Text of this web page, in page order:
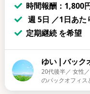
時間報酬：1,800
週 5日 ／1日あた
定期継続 を希望
ゆい❘バック
20代後半／ 女性
のバックオフィス